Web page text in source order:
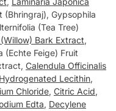
(Bhringraj), Gypsophila
(Tea Tree)
Bark Extract,
(Echte Feige) Fruit
Calendula Officinalis
Hydrogenated Lecithin,
Chloride, Citric Acid,
Edta, Decylene